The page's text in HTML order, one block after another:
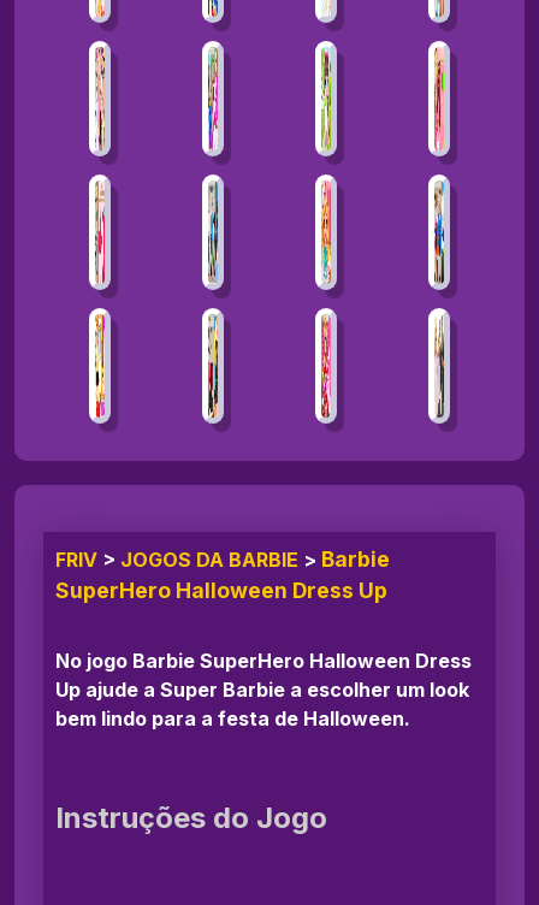
FRIV > JOGOS DA BARBIE > Barbie
SuperHero Halloween Dress Up
No jogo Barbie SuperHero Halloween Dress
Up ajude a Super Barbie a escolher um look
bem lindo para a festa de Halloween.
Instruções do Jogo